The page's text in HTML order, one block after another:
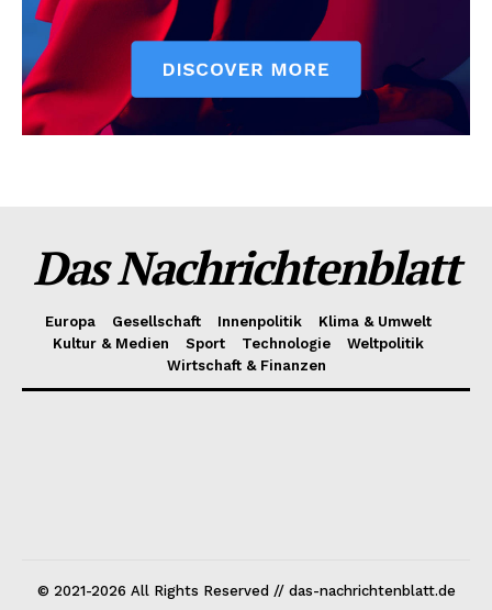
Das Nachrichtenblatt
Europa Gesellschaft Innenpolitik
Klima & Umwelt
Kultur & Medien
Sport Technologie
Weltpolitik
Wirtschaft & Finanzen
© 2021-2026 All Rights Reserved // das-nachrichtenblatt.de